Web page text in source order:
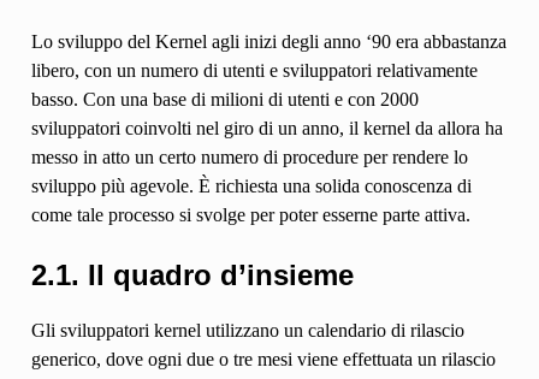
Lo sviluppo del Kernel agli inizi degli anno ‘90 era abbastanza
libero, con un numero di utenti e sviluppatori relativamente
basso. Con una base di milioni di utenti e con 2000
sviluppatori coinvolti nel giro di un anno, il kernel da allora ha
messo in atto un certo numero di procedure per rendere lo
sviluppo più agevole. È richiesta una solida conoscenza di
come tale processo si svolge per poter esserne parte attiva.
2.1. Il quadro d’insieme
Gli sviluppatori kernel utilizzano un calendario di rilascio
generico, dove ogni due o tre mesi viene effettuata un rilascio